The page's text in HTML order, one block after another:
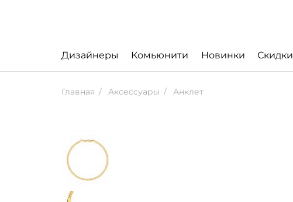
Дизайнеры Комьюнити Новинки Скидки
Главная Аксессуары Анклет